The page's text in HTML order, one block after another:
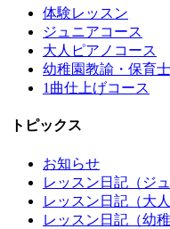
体験レッスン
ジュニアコース
大人ピアノコース
幼稚園教諭・保育
1曲仕上げコース
トピックス
お知らせ
レッスン日記（ジュ
レッスン日記（大人
レッスン日記（幼